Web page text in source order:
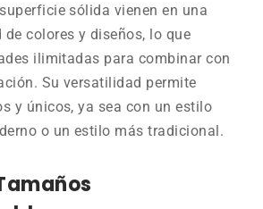
sólida vienen en una
colores y diseños, lo que
ilimitadas para combinar con
Su versatilidad permite
y únicos, ya sea con un estilo
o un estilo más tradicional.